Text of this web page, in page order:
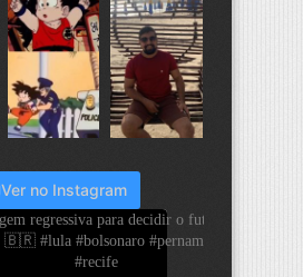
Ver no Instagram